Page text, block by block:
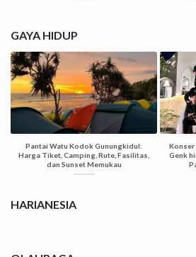
GAYA HIDUP
Pantai Watu Kodok Gunungkidul:
Harga Tiket, Camping, Rute, Fasilitas,
dan Sunset Memukau
Konser
Genk
HARIANESIA